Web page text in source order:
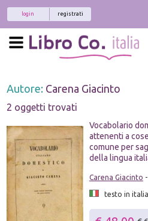
registrati
login
Autore: Carena Giacinto
2 oggetti trovati
Vocabolario
attenenti a
comune per
della lingua
Carena Giacinto
testo in